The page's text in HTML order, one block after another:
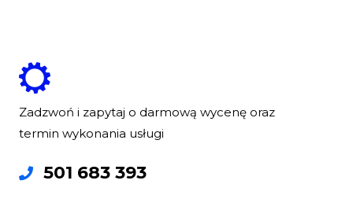
Zadzwoń i zapytaj o darmową wycenę oraz
termin wykonania usługi
501 683 393